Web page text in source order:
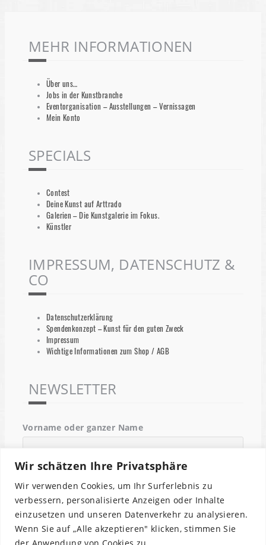
Wir schätzen Ihre Privatsphäre
Wir verwenden Cookies, um Ihr Surferlebnis zu
verbessern, personalisierte Anzeigen oder Inhalte
einzusetzen und unseren Datenverkehr zu analysieren.
Wenn Sie auf „Alle akzeptieren" klicken, stimmen Sie
der Anwendung von Cookies zu.
MEHR INFORMATIONEN
Über uns…
Jobs in der Kunstbranche
Eventorganisation – Ausstellungen – Vernissagen
Mein Konto
SPECIALS
Contest
Deine Kunst auf Arttrado
Galerien – Die Kunstgalerie im Fokus.
Künstler
IMPRESSUM, DATENSCHUTZ &
CO
Datenschutzerklärung
Spendenkonzept – Kunst für den guten Zweck
Impressum
Wichtige Informationen zum Shop / AGB
NEWSLETTER
Vorname oder ganzer Name
Email
Indem Du fortfährst, akzeptierst Du unsere
Datenschutzerklärung.